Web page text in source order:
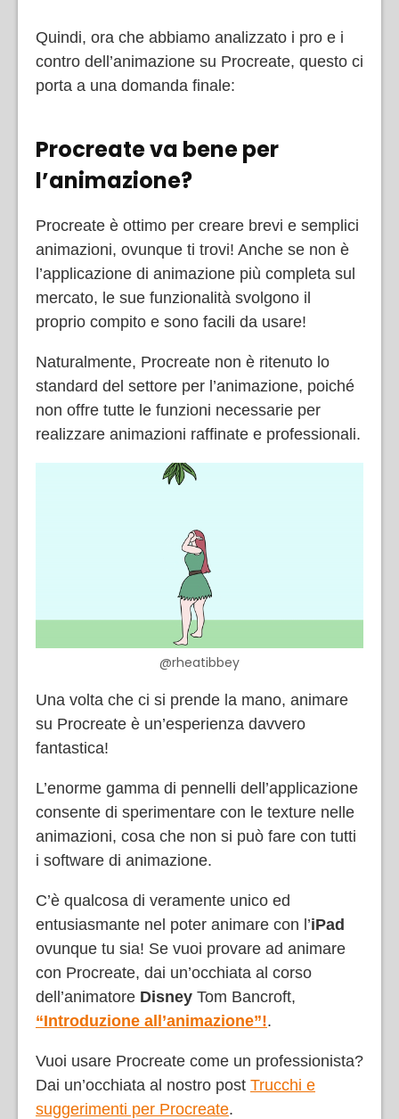
Quindi, ora che abbiamo analizzato i pro e i
contro dell’animazione su Procreate, questo ci
porta a una domanda finale:
Procreate va bene per
l’animazione?
Procreate è ottimo per creare brevi e semplici
animazioni, ovunque ti trovi! Anche se non è
l’applicazione di animazione più completa sul
mercato, le sue funzionalità svolgono il
proprio compito e sono facili da usare!
Naturalmente, Procreate non è ritenuto lo
standard del settore per l’animazione, poiché
non offre tutte le funzioni necessarie per
realizzare animazioni raffinate e professionali.
@rheatibbey
Una volta che ci si prende la mano, animare
su Procreate è un’esperienza davvero
fantastica!
L’enorme gamma di pennelli dell’applicazione
consente di sperimentare con le texture nelle
animazioni, cosa che non si può fare con tutti
i software di animazione.
C’è qualcosa di veramente unico ed
entusiasmante nel poter animare con l’iPad
ovunque tu sia! Se vuoi provare ad animare
con Procreate, dai un’occhiata al corso
dell’animatore Disney Tom Bancroft,
“Introduzione all’animazione”!.
Vuoi usare Procreate come un professionista?
Dai un’occhiata al nostro post Trucchi e
suggerimenti per Procreate.